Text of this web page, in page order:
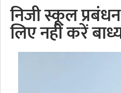
निजी स्कूल
लिए नहीं करें